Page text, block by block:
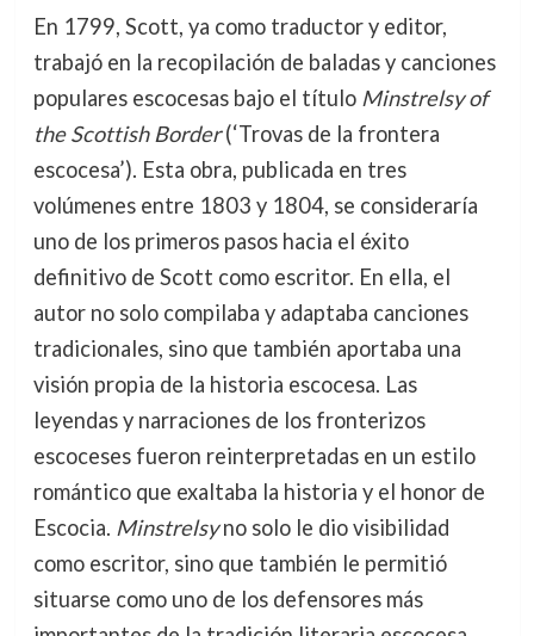
En 1799, Scott, ya como traductor y editor,
trabajó en la recopilación de baladas y canciones
populares escocesas bajo el título Minstrelsy of
the Scottish Border(‘Trovas de la frontera
escocesa’). Esta obra, publicada en tres
volúmenes entre 1803 y 1804, se consideraría
uno de los primeros pasos hacia el éxito
definitivo de Scott como escritor. En ella, el
autor no solo compilaba y adaptaba canciones
tradicionales, sino que también aportaba una
visión propia de la historia escocesa. Las
leyendas y narraciones de los fronterizos
escoceses fueron reinterpretadas en un estilo
romántico que exaltaba la historia y el honor de
Escocia. Minstrelsyno solo le dio visibilidad
como escritor, sino que también le permitió
situarse como uno de los defensores más